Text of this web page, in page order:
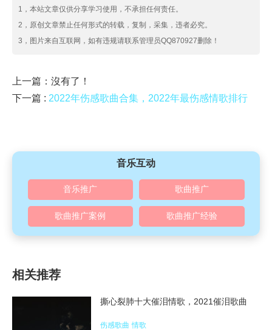
1，本站文章仅供分享学习使用，不承担任何责任。
2，原创文章禁止任何形式的转载，复制，采集，违者必究。
3，图片来自互联网，如有违规请联系管理员QQ870927删除！
上一篇：沒有了！
下一篇 : 2022年伤感歌曲合集，2022年最伤感情歌排行
音乐互动
音乐推广 歌曲推广
歌曲推广案例 歌曲推广经验
相关推荐
撕心裂肺十大催泪情歌，2021催泪歌曲
伤感歌曲 情歌